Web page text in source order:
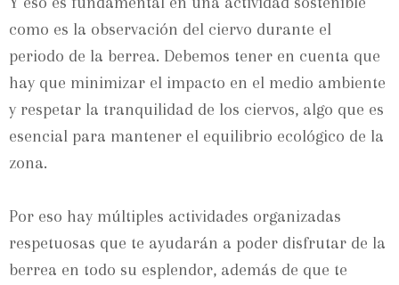
como es la observación del ciervo durante el
periodo de la berrea. Debemos tener en cuenta que
hay que minimizar el impacto en el medio ambiente
y respetar la tranquilidad de los ciervos, algo que es
esencial para mantener el equilibrio ecológico de la
zona.
Por eso hay múltiples actividades organizadas
respetuosas que te ayudarán a poder disfrutar de la
berrea en todo su esplendor, además de que te